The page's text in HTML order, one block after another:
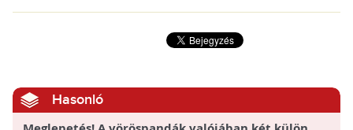
Hasonló